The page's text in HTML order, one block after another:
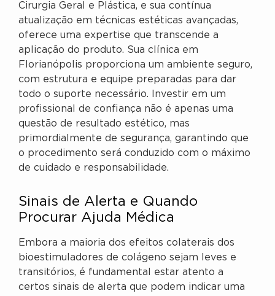
Cirurgia Geral e Plástica, e sua contínua
atualização em técnicas estéticas avançadas,
oferece uma expertise que transcende a
aplicação do produto. Sua clínica em
Florianópolis proporciona um ambiente seguro,
com estrutura e equipe preparadas para dar
todo o suporte necessário. Investir em um
profissional de confiança não é apenas uma
questão de resultado estético, mas
primordialmente de segurança, garantindo que
o procedimento será conduzido com o máximo
de cuidado e responsabilidade.
Sinais de Alerta e Quando
Procurar Ajuda Médica
Embora a maioria dos efeitos colaterais dos
bioestimuladores de colágeno sejam leves e
transitórios, é fundamental estar atento a
certos sinais de alerta que podem indicar uma